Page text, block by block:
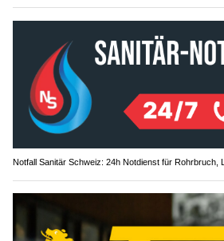
Notfall Sanitär Schweiz: 24h Notdienst für Rohrbruch,